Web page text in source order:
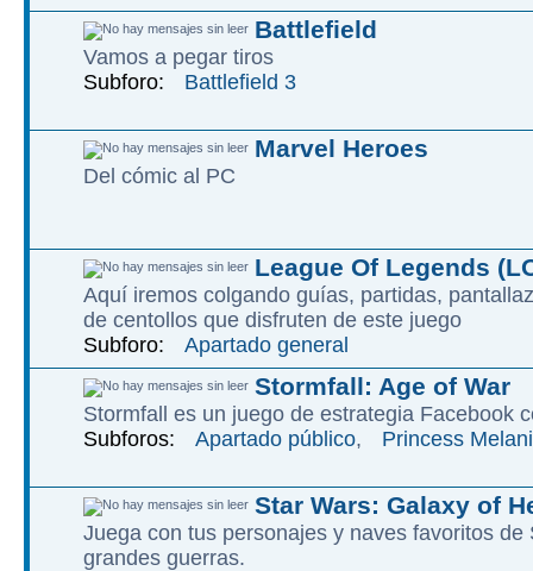
Battlefield
Vamos a pegar tiros
Subforo:
Battlefield 3
Marvel Heroes
Del cómic al PC
League Of Legends
Aquí iremos colgando guías, partidas,
de centollos que disfruten de este juego
Subforo:
Apartado general
Stormfall: Age of War
Stormfall es un juego de estrategia Facebook
Subforos:
Apartado público, Princess
Star Wars: Galaxy of
Juega con tus personajes y naves favoritos
grandes guerras.